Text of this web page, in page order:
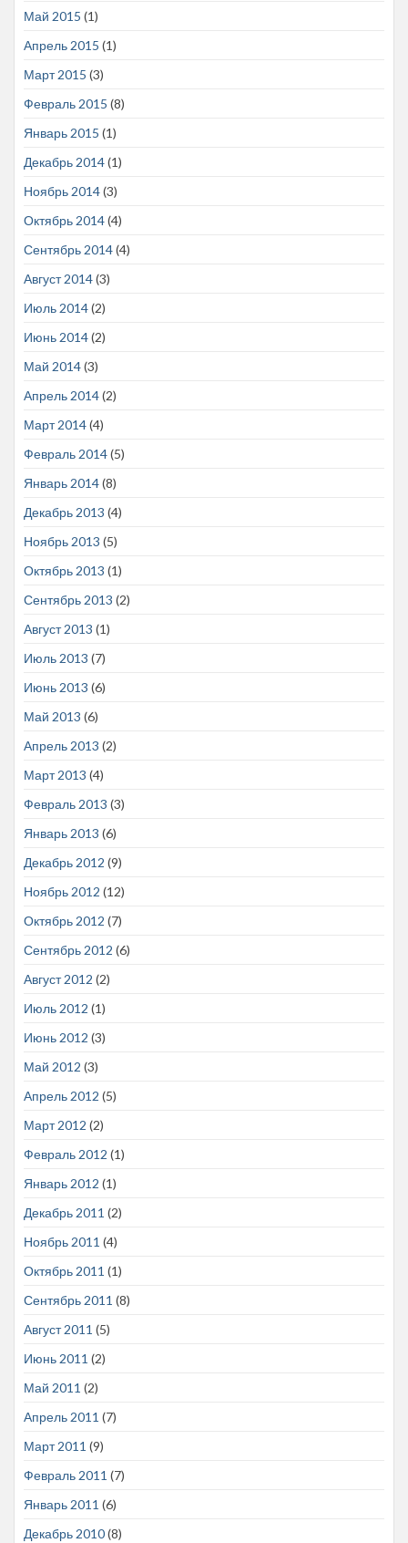
Май 2015 (1)
Апрель 2015 (1)
Март 2015 (3)
Февраль 2015 (8)
Январь 2015 (1)
Декабрь 2014(1)
Ноябрь 2014(3)
Октябрь 2014(4)
Сентябрь 2014(4)
Август 2014(3)
Июль 2014(2)
Июнь 2014(2)
Май 2014(3)
Апрель 2014(2)
Март 2014(4)
Февраль 2014(5)
Январь 2014(8)
Декабрь 2013 (4)
Ноябрь 2013 (5)
Октябрь 2013 (1)
Сентябрь 2013 (2)
Август 2013 (1)
Июль 2013 (7)
Июнь 2013 (6)
Май 2013 (6)
Апрель 2013 (2)
Март 2013 (4)
Февраль 2013 (3)
Январь 2013 (6)
Декабрь 2012 (9)
Ноябрь 2012 (12)
Октябрь 2012 (7)
Сентябрь 2012 (6)
Август 2012 (2)
Июль 2012 (1)
Июнь 2012 (3)
Май 2012 (3)
Апрель 2012 (5)
Март 2012 (2)
Февраль 2012 (1)
Январь 2012 (1)
Декабрь 2011 (2)
Ноябрь 2011 (4)
Октябрь 2011 (1)
Сентябрь 2011 (8)
Август 2011 (5)
Июнь 2011 (2)
Май 2011 (2)
Апрель 2011 (7)
Март 2011 (9)
Февраль 2011 (7)
Январь 2011 (6)
Декабрь 2010(8)